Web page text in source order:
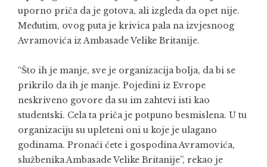
uporno priča da je gotova, ali izgleda da opet nije.
Međutim, ovog puta je krivica pala na izvjesnoog
Avramovića iz Ambasade Velike Britanije.
“Što ih je manje, sve je organizacija bolja, da bi se
prikrilo da ih je manje. Pojedini iz Evrope
neskriveno govore da su im zahtevi isti kao
studentski. Cela ta priča je potpuno besmislena. U tu
organizaciju su upleteni oni u koje je ulagano
godinama. Pronaći ćete i gospodina Avramovića,
službenika Ambasade Velike Britanije”, rekao je